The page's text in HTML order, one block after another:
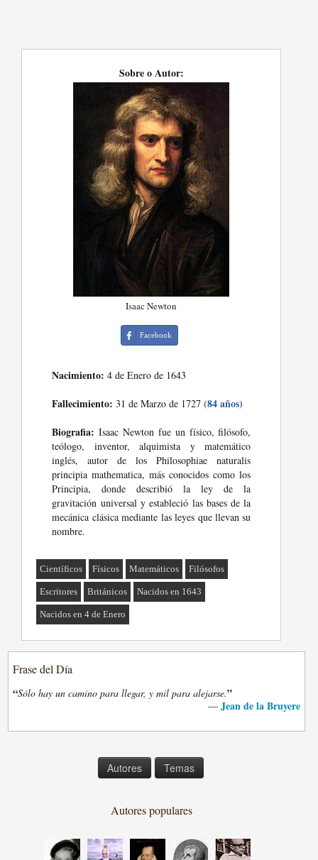
Sobre o Autor:
Isaac Newton
Facebook
Nacimiento: 4 de Enero de 1643
Fallecimiento: 31 de Marzo de 1727(84 años)
Biografia: Isaac Newton fue un físico, filósofo,
teólogo, inventor, alquimista y matemático
inglés, autor de los Philosophiae naturalis
principia mathematica, más conocidos como los
Principia, donde describió la ley de la
gravitación universal y estableció las bases de la
mecánica clásica mediante las leyes que llevan su
nombre.
Científicos Físicos Matemáticos Filósofos
Escritores Británicos Nacidos en 1643
Nacidos en 4 de Enero
Frase del Día
“Sólo hay un camino para llegar, y mil para alejarse.”
— Jean de la Bruyere
Autores Temas
Autores populares